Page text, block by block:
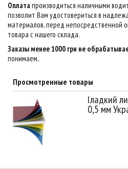
Оплатапроизводиться наличными
позволит Вам удостовериться в
материалов, перед непосредственной
товара с нашего склада.
Заказы менее 1000 грн не
понимаем.
Просмотренные товары
Гладкий
0,5 мм